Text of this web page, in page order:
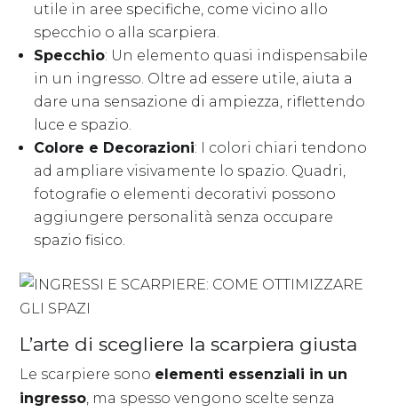
utile in aree specifiche, come vicino allo
specchio o alla scarpiera.
Specchio: Un elemento quasi indispensabile
in un ingresso. Oltre ad essere utile, aiuta a
dare una sensazione di ampiezza, riflettendo
luce e spazio.
Colore e Decorazioni: I colori chiari tendono
ad ampliare visivamente lo spazio. Quadri,
fotografie o elementi decorativi possono
aggiungere personalità senza occupare
spazio fisico.
L’arte di scegliere la scarpiera giusta
Le scarpiere sono elementi essenziali in un
ingresso, ma spesso vengono scelte senza